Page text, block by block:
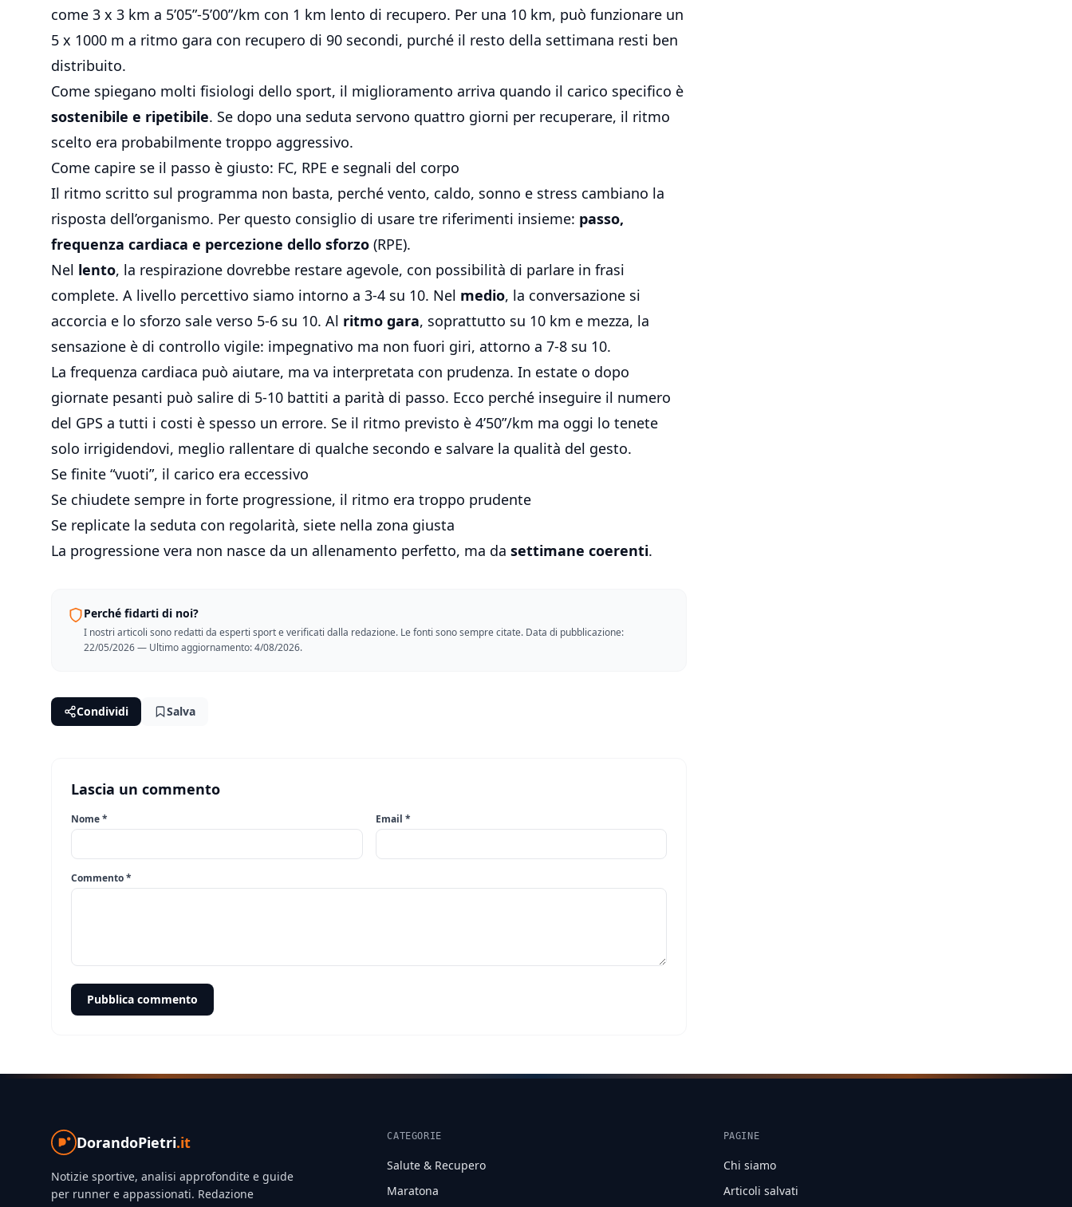
come 3 x 3 km a 5’05”-5’00”/km con 1 km lento di recupero. Per una 10 km, può funzionare un
5 x 1000 m a ritmo gara con recupero di 90 secondi, purché il resto della settimana resti ben
distribuito.
Come spiegano molti fisiologi dello sport, il miglioramento arriva quando il carico specifico è
sostenibile e ripetibile. Se dopo una seduta servono quattro giorni per recuperare, il ritmo
scelto era probabilmente troppo aggressivo.
Come capire se il passo è giusto: FC, RPE e segnali del corpo
Il ritmo scritto sul programma non basta, perché vento, caldo, sonno e stress cambiano la
risposta dell’organismo. Per questo consiglio di usare tre riferimenti insieme: passo,
frequenza cardiaca e percezione dello sforzo (RPE).
Nel lento, la respirazione dovrebbe restare agevole, con possibilità di parlare in frasi
complete. A livello percettivo siamo intorno a 3-4 su 10. Nel medio, la conversazione si
accorcia e lo sforzo sale verso 5-6 su 10. Al ritmo gara, soprattutto su 10 km e mezza, la
sensazione è di controllo vigile: impegnativo ma non fuori giri, attorno a 7-8 su 10.
La frequenza cardiaca può aiutare, ma va interpretata con prudenza. In estate o dopo
giornate pesanti può salire di 5-10 battiti a parità di passo. Ecco perché inseguire il numero
del GPS a tutti i costi è spesso un errore. Se il ritmo previsto è 4’50”/km ma oggi lo tenete
solo irrigidendovi, meglio rallentare di qualche secondo e salvare la qualità del gesto.
Se finite “vuoti”, il carico era eccessivo
Se chiudete sempre in forte progressione, il ritmo era troppo prudente
Se replicate la seduta con regolarità, siete nella zona giusta
La progressione vera non nasce da un allenamento perfetto, ma da settimane coerenti.
Perché fidarti di noi?
I nostri articoli sono redatti da esperti sport e verificati dalla redazione. Le fonti sono sempre citate. Data di pubblicazione:
22/05/2026 — Ultimo aggiornamento: 4/08/2026.
Condividi Salva
Lascia un commento
Nome * Email *
Commento *
Pubblica commento
DorandoPietri.it
Notizie sportive, analisi approfondite e guide
per runner e appassionati. Redazione
CATEGORIE
Salute & Recupero
Maratona
PAGINE
Chi siamo
Articoli salvati